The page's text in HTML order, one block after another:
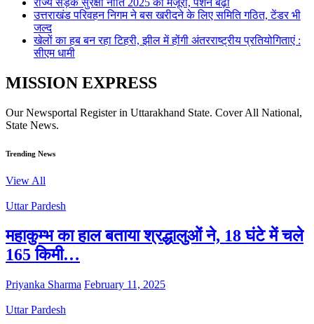
उत्तराखंड परिवहन निगम ने बस खरीदने के लिए समिति गठित, टेंडर भी
जल्द
खेलों का हब बन रहा टिहरी, झील में होंगी अंतरराष्ट्रीय प्रतियोगिताएं :
सीएम धामी
MISSION EXPRESS
Our Newsportal Register in Uttarakhand State. Cover All National,
State News.
Trending News
View All
Uttar Pardesh
महाकुम्भ का हाल बताया श्रद्धालुओं ने, 18 घंटे में चले
165 किमी…
Priyanka Sharma February 11, 2025
Uttar Pardesh